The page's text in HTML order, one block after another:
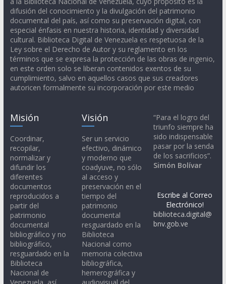
difusión del conocimiento y la divulgación del patrimonio
documental del país, así como su preservación digital, con
especial énfasis en nuestra historia, identidad y diversidad
cultural. Biblioteca Digital de Venezuela es respetuosa de la
Ley sobre el Derecho de Autor y su reglamento en los
términos que se expresa la protección de las obras de ingenio,
en este orden solo se liberan contenidos exentos de su
cumplimiento, salvo en aquellos casos que sus creadores
autoricen formalmente su incorporación por este medio
Misión
Coordinar,
recopilar,
normalizar y
difundir los
diferentes
documentos
reproducidos a
partir del
patrimonio
documental
bibliográfico y no
bibliográfico,
resguardado en la
Biblioteca
Nacional de
Visión
Ser un servicio
efectivo, dinámico
y moderno que
coadyuve, no sólo
al acceso y
preservación en el
tiempo del
patrimonio
documental
resguardado en la
Biblioteca
Nacional como
memoria colectiva
bibliográfica,
hemerográfica y
“Para el logro del
triunfo siempre ha
sido indispensable
pasar por la senda
de los sacrificios”.
Simón Bolívar
Escribe al Correo
Electrónico!
biblioteca.digital@
bnv.gob.ve